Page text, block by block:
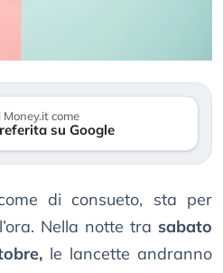
come
su Google
di consueto, sta per
Nella notte tra sabato
le lancette andranno